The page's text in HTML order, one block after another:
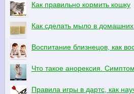
Как правильно кормить кошку
Как сделать мыло в домашних
Воспитание близнецов, как
Что такое анорексия.
Правила игры в дартс, как